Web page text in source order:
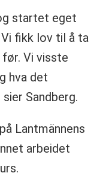
startet eget
fikk lov til å ta
før. Vi visste
hva det
Sandberg.
Lantmännens
arbeidet